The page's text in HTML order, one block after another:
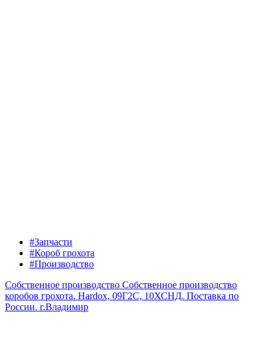
#Запчасти
#Короб грохота
#Производство
Собственное производство Собственное производство
коробов грохота. Hardox, 09Г2С, 10ХСНД. Поставка по
России. г.Владимир